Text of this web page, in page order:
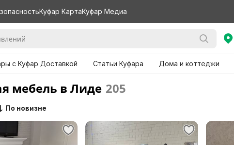
Куфар КартаКуфар Медиа
с Куфар Доставкой Статьи Куфара Дома и коттеджи
мебель в Лиде 205
По новизне